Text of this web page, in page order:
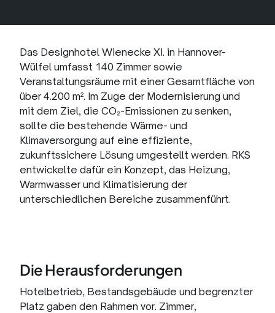
Das Designhotel Wienecke XI. in Hannover-
Wülfel umfasst 140 Zimmer sowie
Veranstaltungsräume mit einer Gesamtfläche von
über 4.200 m². Im Zuge der Modernisierung und
mit dem Ziel, die CO₂-Emissionen zu senken,
sollte die bestehende Wärme- und
Klimaversorgung auf eine effiziente,
zukunftssichere Lösung umgestellt werden. RKS
entwickelte dafür ein Konzept, das Heizung,
Warmwasser und Klimatisierung der
unterschiedlichen Bereiche zusammenführt.
Die Herausforderungen
Hotelbetrieb, Bestandsgebäude und begrenzter
Platz gaben den Rahmen vor. Zimmer,